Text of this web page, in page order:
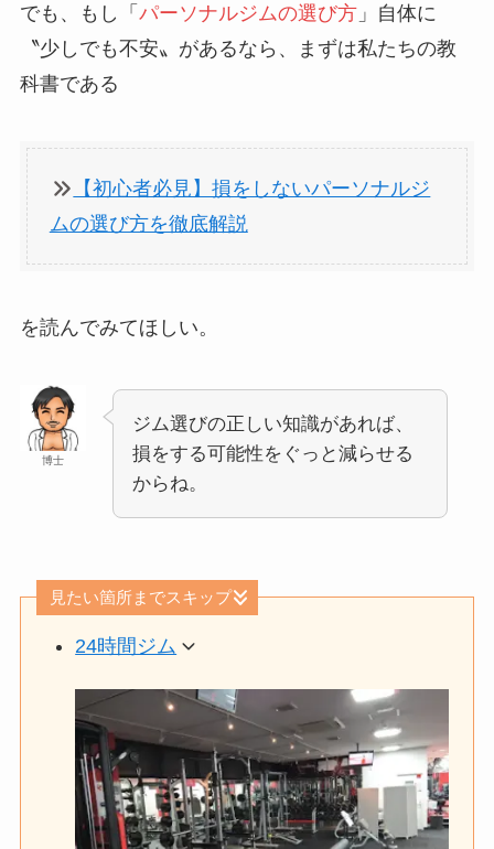
でも、もし「 パーソナルジムの選び方」自体に
〝少しでも不安〟があるなら、まずは私たちの教
科書である
【初心者必見】損をしないパーソナルジ
ムの選び方を徹底解説
を読んでみてほしい。
博士
ジム選びの正しい知識があれば、
損をする可能性をぐっと減らせる
からね。
見たい箇所までスキップ
24時間ジム